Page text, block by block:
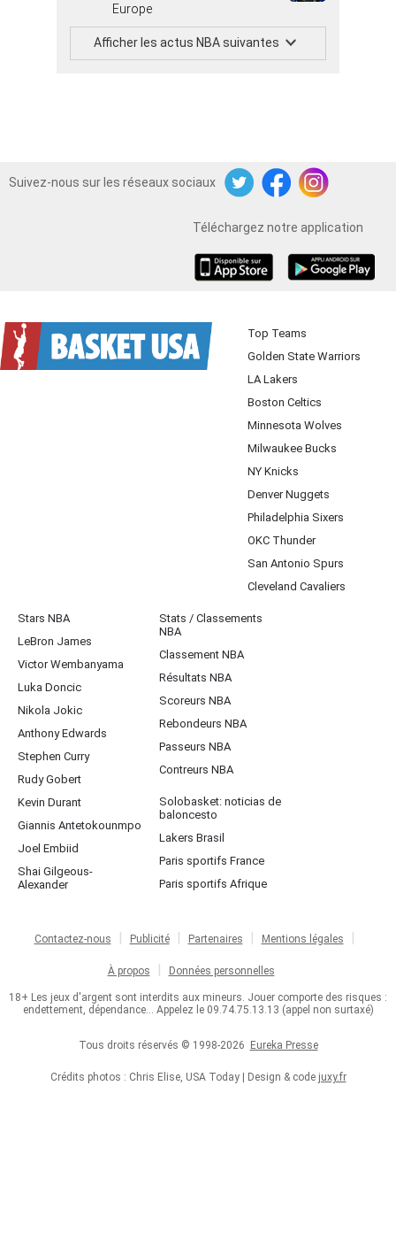
Europe
Afficher les actus NBA suivantes
Suivez-nous sur les réseaux sociaux
TwitterFacebookInstagram
Téléchargez notre application
Top Teams
Golden State Warriors
LA Lakers
Boston Celtics
Minnesota Wolves
Milwaukee Bucks
NY Knicks
Denver Nuggets
Philadelphia Sixers
OKC Thunder
San Antonio Spurs
Cleveland Cavaliers
Stars NBA
LeBron James
Victor Wembanyama
Luka Doncic
Nikola Jokic
Anthony Edwards
Stephen Curry
Rudy Gobert
Kevin Durant
Giannis Antetokounmpo
Joel Embiid
Shai Gilgeous-
Alexander
Stats / Classements
NBA
Classement NBA
Résultats NBA
Scoreurs NBA
Rebondeurs NBA
Passeurs NBA
Contreurs NBA
Solobasket: noticias de
baloncesto
Lakers Brasil
Paris sportifs France
Paris sportifs Afrique
Contactez-nous Publicité Partenaires Mentions légales
À propos Données personnelles
18+ Les jeux d'argent sont interdits aux mineurs. Jouer comporte des risques :
endettement, dépendance... Appelez le 09.74.75.13.13 (appel non surtaxé)
Tous droits réservés © 1998-2026 Eureka Presse
Crédits photos : Chris Elise, USA Today | Design & code juxy.fr